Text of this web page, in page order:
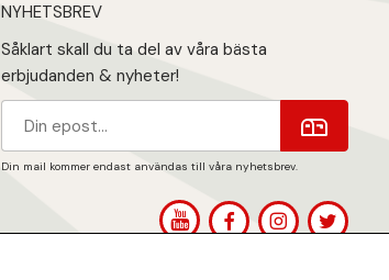
NYHETSBREV
Såklart skall du ta del av våra bästa
erbjudanden & nyheter!
Din mail kommer endast användas till våra nyhetsbrev.